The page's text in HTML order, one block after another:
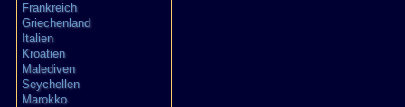
Frankreich
Griechenland
Italien
Kroatien
Malediven
Seychellen
Marokko